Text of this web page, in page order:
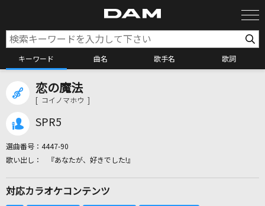
キーワード 曲名 歌手名 歌詞
恋の魔法
[ コイノマホウ ]
SPR5
選曲番号： 4447-90
『あなたが、好きでした!』
対応カラオケコンテンツ